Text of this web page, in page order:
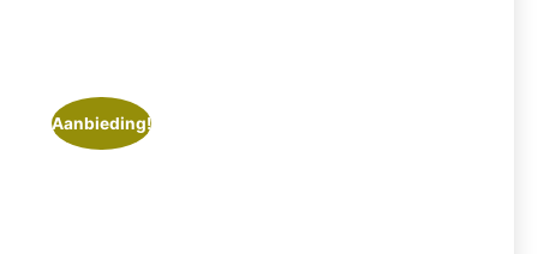
Aanbieding!